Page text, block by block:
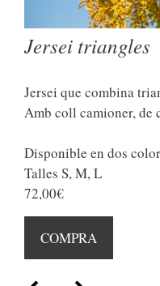
Jersei triangles
Jersei que combina
Amb coll camioner, de
Disponible en dos
Talles S, M, L
72,00€
COMPRA